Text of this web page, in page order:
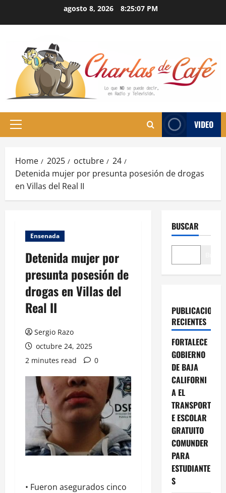
agosto 8, 2026 8:25:08 PM
Primary
VIDEO
Home 2025 octubre
24
Detenida mujer por presunta posesión de drogas
en Villas del Real II
Ensenada
Detenida mujer por
presunta posesión de
drogas en Villas del
Real II
Sergio Razo
octubre 24, 2025
2 minutes read
0
• Fueron asegurados cinco
BUSCAR
PUBLICACIONES
RECIENTES
FORTALECE
GOBIERNO
DE BAJA
CALIFORNI
A EL
TRANSPORT
E ESCOLAR
GRATUITO
COMUNDER
PARA
ESTUDIANTE
S